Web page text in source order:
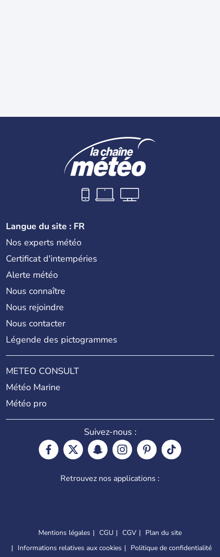
Langue du site : FR
Nos experts météo
Certificat d'intempéries
Alerte météo
Nous connaître
Nous rejoindre
Nous contacter
Légende des pictogrammes
METEO CONSULT
Météo Marine
Météo pro
Suivez-nous :
Retrouvez nos applications :
Mentions légales CGU CGV
Plan du site
Informations relatives aux cookies
Politique de confidentialité